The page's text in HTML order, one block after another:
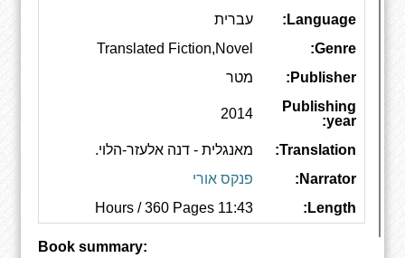
Language:
עברית
Genre:
Translated Fiction,Novel
Publisher:
מטר
Publishing
year:
2014
Translation:
מאנגלית - דנה אלעזר-הלוי.
Narrator:
פנקס אורי
Length:
11:43 Hours / 360 Pages
Book summary: